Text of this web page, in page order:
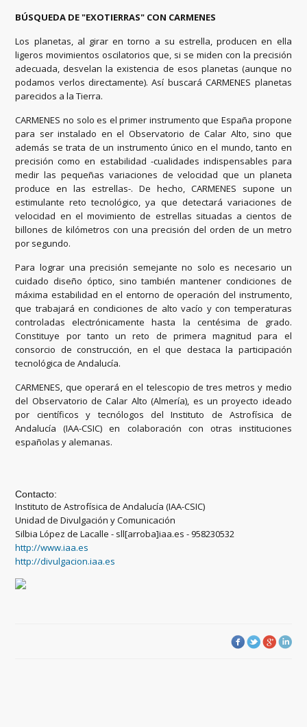
BÚSQUEDA DE "EXOTIERRAS" CON CARMENES
Los planetas, al girar en torno a su estrella, producen en ella
ligeros movimientos oscilatorios que, si se miden con la precisión
adecuada, desvelan la existencia de esos planetas (aunque no
podamos verlos directamente). Así buscará CARMENES planetas
parecidos a la Tierra.
CARMENES no solo es el primer instrumento que España propone
para ser instalado en el Observatorio de Calar Alto, sino que
además se trata de un instrumento único en el mundo, tanto en
precisión como en estabilidad -cualidades indispensables para
medir las pequeñas variaciones de velocidad que un planeta
produce en las estrellas-. De hecho, CARMENES supone un
estimulante reto tecnológico, ya que detectará variaciones de
velocidad en el movimiento de estrellas situadas a cientos de
billones de kilómetros con una precisión del orden de un metro
por segundo.
Para lograr una precisión semejante no solo es necesario un
cuidado diseño óptico, sino también mantener condiciones de
máxima estabilidad en el entorno de operación del instrumento,
que trabajará en condiciones de alto vacío y con temperaturas
controladas electrónicamente hasta la centésima de grado.
Constituye por tanto un reto de primera magnitud para el
consorcio de construcción, en el que destaca la participación
tecnológica de Andalucía.
CARMENES, que operará en el telescopio de tres metros y medio
del Observatorio de Calar Alto (Almería), es un proyecto ideado
por científicos y tecnólogos del Instituto de Astrofísica de
Andalucía (IAA-CSIC) en colaboración con otras instituciones
españolas y alemanas.
Contacto:
Instituto de Astrofísica de Andalucía (IAA-CSIC)
Unidad de Divulgación y Comunicación
Silbia López de Lacalle - sll[arroba]iaa.es - 958230532
http://www.iaa.es
http://divulgacion.iaa.es